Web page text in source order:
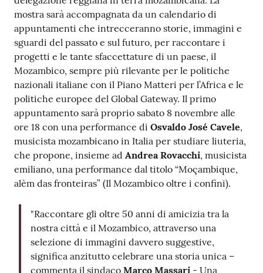
mostra sarà accompagnata da un calendario di
appuntamenti che intrecceranno storie, immagini e
sguardi del passato e sul futuro, per raccontare i
progetti e le tante sfaccettature di un paese, il
Mozambico, sempre più rilevante per le politiche
nazionali italiane con il Piano Matteri per l’Africa e le
politiche europee del Global Gateway. Il primo
appuntamento sarà proprio sabato 8 novembre alle
ore 18 con una performance di Osvaldo José Cavele,
musicista mozambicano in Italia per studiare liuteria,
che propone, insieme ad Andrea Rovacchi, musicista
emiliano, una performance dal titolo “Moçambique,
alèm das fronteiras” (Il Mozambico oltre i confini).
"Raccontare gli oltre 50 anni di amicizia tra la
nostra città e il Mozambico, attraverso una
selezione di immagini davvero suggestive,
significa anzitutto celebrare una storia unica –
commenta il sindaco Marco Massari - Una